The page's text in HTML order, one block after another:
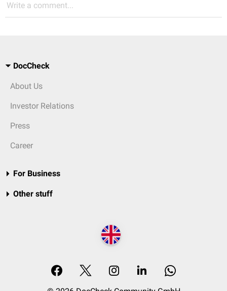
Write a comment...
DocCheck
About Us
Investor Relations
Press
Career
For Business
Other stuff